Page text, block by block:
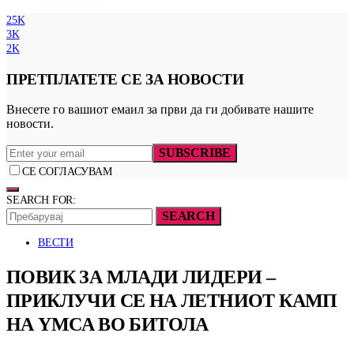
25K
3K
2K
ПРЕТПЛАТЕТЕ СЕ ЗА НОВОСТИ
Внесете го вашиот емаил за први да ги добивате нашите
новости.
SUBSCRIBE
СЕ СОГЛАСУВАМ
SEARCH FOR:
SEARCH
ВЕСТИ
ПОВИК ЗА МЛАДИ ЛИДЕРИ –
ПРИКЛУЧИ СЕ НА ЛЕТНИОТ КАМП
НА YMCA ВО БИТОЛА